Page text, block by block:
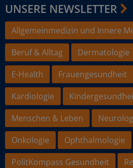
UNSERE NEWSLETTER
Allgemeinmedizin und Innere
Beruf & Alltag
Dermatologie
E-Health
Frauengesundheit
Kardiologie
Menschen & Leben
Onkologie
Ophthalmologie
PolitKompass Gesundheit